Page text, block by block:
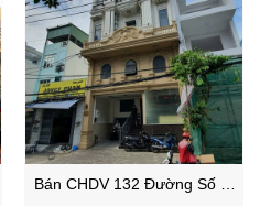
Bán CHDV 132 Đường Số 1,